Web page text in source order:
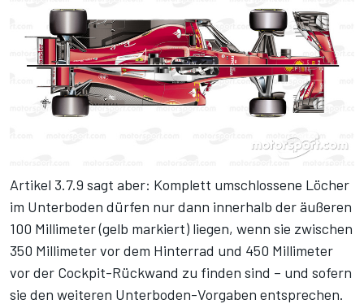
Artikel 3.7.9 sagt aber: Komplett umschlossene Löcher
im Unterboden dürfen nur dann innerhalb der äußeren
100 Millimeter (gelb markiert) liegen, wenn sie zwischen
350 Millimeter vor dem Hinterrad und 450 Millimeter
vor der Cockpit-Rückwand zu finden sind – und sofern
sie den weiteren Unterboden-Vorgaben entsprechen.